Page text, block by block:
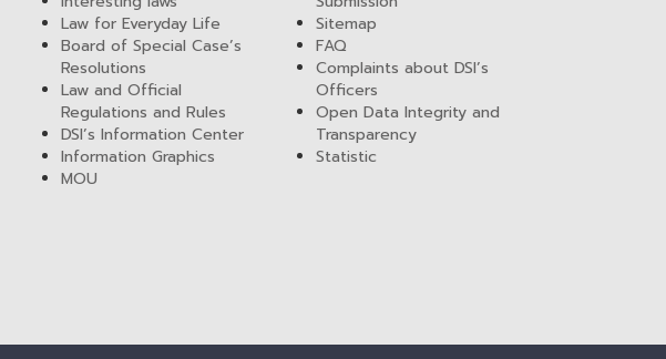
Law for Everyday Life
Board of Special Case’s
Resolutions
Law and Official
Regulations and Rules
DSI’s Information Center
Information Graphics
MOU
Sitemap
FAQ
Complaints about DSI’s
Officers
Open Data Integrity and
Transparency
Statistic